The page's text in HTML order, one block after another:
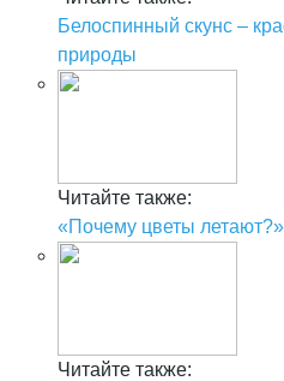
Белоспинный скунс –
природы
Читайте также:
«Почему цветы
Читайте также: